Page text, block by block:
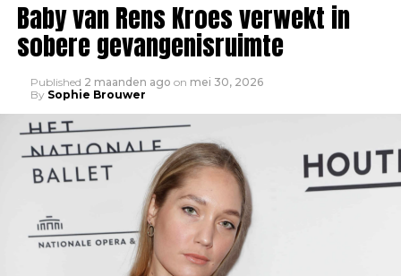
Baby van Rens Kroes verwekt in
sobere gevangenisruimte
Published 2 maanden ago on mei 30, 2026
By Sophie Brouwer